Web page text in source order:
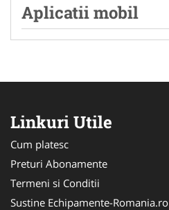
Aplicatii mobil
Linkuri Utile
Cum platesc
Preturi Abonamente
Termeni si Conditii
Sustine Echipamente-Romania.ro